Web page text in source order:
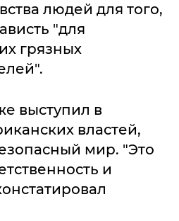
людей для того,
"для
грязных
выступил в
властей,
мир. "Это
и